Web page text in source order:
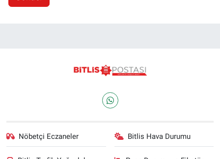
Nöbetçi Eczaneler Bitlis Hava Durumu